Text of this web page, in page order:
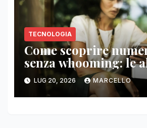
TECNOLOGIA
Come scoprire
senza whooming: le
LUG 20, 2026 MARCELLO